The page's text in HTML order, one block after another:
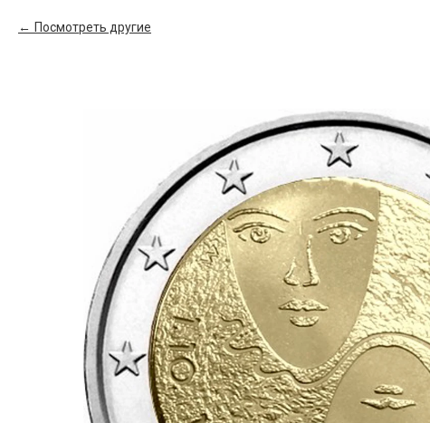
Посмотреть другие